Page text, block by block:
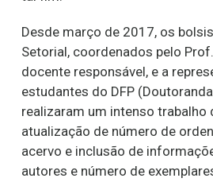
Desde março de 2017, os
Setorial, coordenados pelo
docente responsável, e a
estudantes do DFP
realizaram um intenso trabalho
atualização de número de
acervo e inclusão de
autores e número de